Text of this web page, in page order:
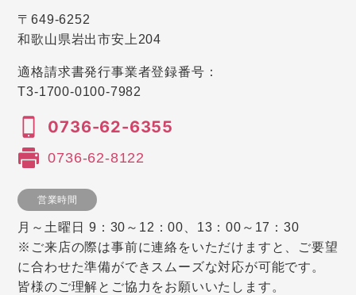
〒649-6252
和歌山県岩出市安上204
適格請求書発行事業者登録番号：
T3-1700-0100-7982
0736-62-6355
0736-62-8122
営業時間
月～土曜日 9：30～12：00、13：00～17：30
※ご来店の際は事前に連絡をいただけますと、ご要望
に合わせた準備ができスムーズな対応が可能です。
皆様のご理解とご協力をお願いいたします。